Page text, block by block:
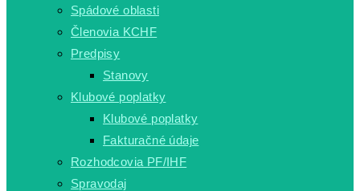
Spádové oblasti
Členovia KCHF
Predpisy
Stanovy
Klubové poplatky
Klubové poplatky
Fakturačné údaje
Rozhodcovia PF/IHF
Spravodaj